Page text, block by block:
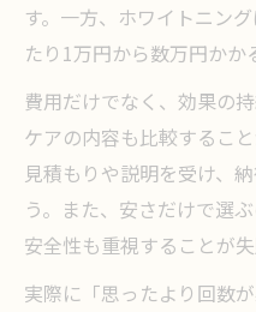
す。一方、ホワイトニン
たり1万円から数万円かか
費用だけでなく、効果の
ケアの内容も比較するこ
見積もりや説明を受け、
う。また、安さだけで選
安全性も重視することが
実際に「思ったより回数